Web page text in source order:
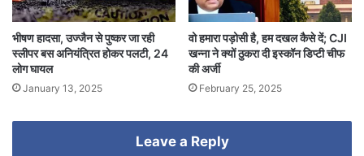
भीषण हादसा, उज्जैन से पुष्कर जा रही
स्लीपर बस अनियंत्रित होकर पलटी, 24
लोग घायल
January 13, 2025
वो हमारा पड़ोसी है, हम दखल कैसे दें; CJI
खन्ना ने क्यों ठुकरा दी इस्कॉन डिप्टी चीफ
की अर्जी
February 25, 2025
Leave a Reply